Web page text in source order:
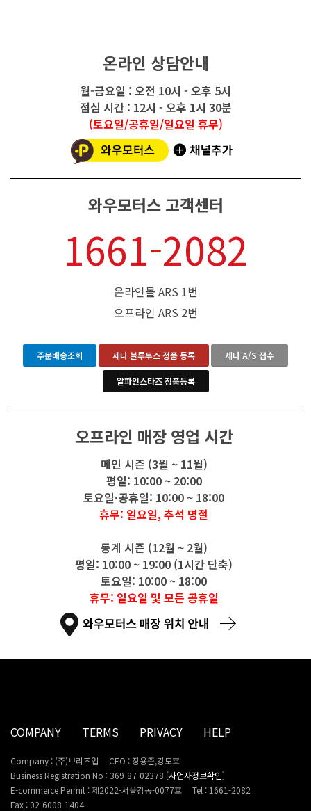
온라인 상담안내
월-금요일 : 오전 10시 - 오후 5시
점심 시간 : 12시 - 오후 1시 30분
(토요일/공휴일/일요일 휴무)
와우모터스 고객센터
1661-2082
온라인몰 ARS 1번
오프라인 ARS 2번
주문배송조회 세나 블루투스 정품 등록 세나 A/S 접수
알파인스타즈 정품등록
오프라인 매장 영업 시간
메인 시즌 (3월 ~ 11월)
평일: 10:00 ~ 20:00
토요일·공휴일: 10:00 ~ 18:00
휴무: 일요일, 추석 명절
동계 시즌 (12월 ~ 2월)
평일: 10:00 ~ 19:00 (1시간 단축)
토요일: 10:00 ~ 18:00
휴무: 일요일 및 모든 공휴일
COMPANY TERMS PRIVACY HELP
Company : (주)브리즈업
CEO : 장용준,강도호
Business Registration No : 369-87-02378 [사업자정보확인]
E-commerce Permit : 제2022-서울강동-0077호
Tel : 1661-2082
Fax : 02-6008-1404